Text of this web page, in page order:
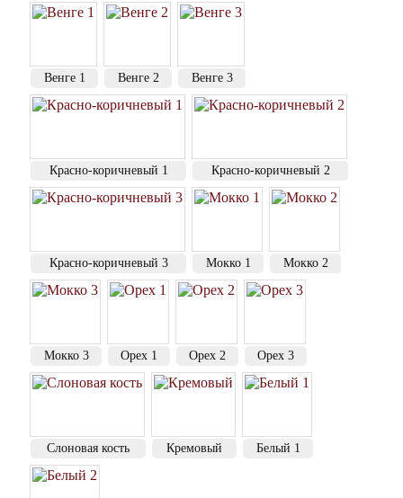
Венге 1 Венге 2 Венге 3
Красно-коричневый 1 Красно-коричневый 2
Красно-коричневый 3 Мокко 1 Мокко 2
Мокко 3 Орех 1 Орех 2 Орех 3
Слоновая кость Кремовый Белый 1